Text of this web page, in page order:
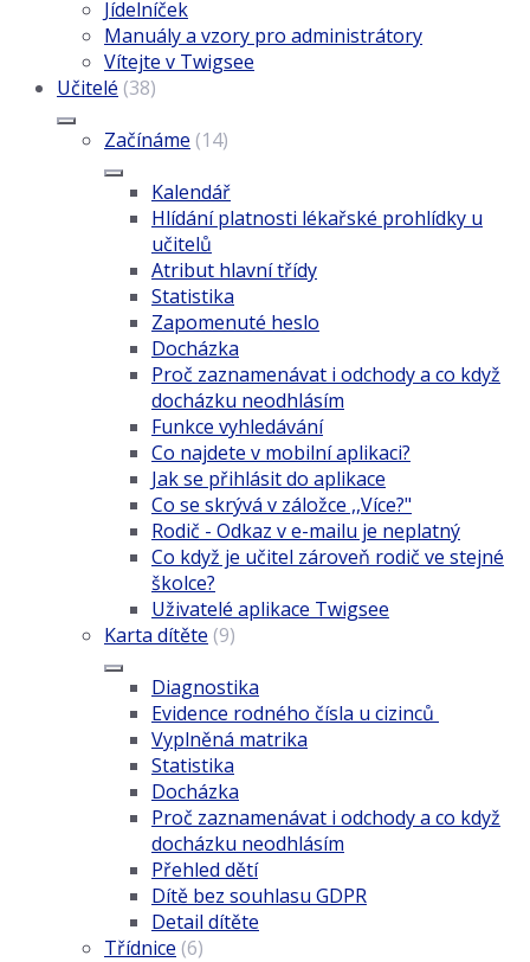
Jídelníček
Manuály a vzory pro administrátory
Vítejte v Twigsee
Učitelé (38)
Začínáme (14)
Kalendář
Hlídání platnosti lékařské prohlídky u
učitelů
Atribut hlavní třídy
Statistika
Zapomenuté heslo
Docházka
Proč zaznamenávat i odchody a co když
docházku neodhlásím
Funkce vyhledávání
Co najdete v mobilní aplikaci?
Jak se přihlásit do aplikace
Co se skrývá v záložce ,,Více?"
Rodič - Odkaz v e-mailu je neplatný
Co když je učitel zároveň rodič ve stejné
školce?
Uživatelé aplikace Twigsee
Karta dítěte (9)
Diagnostika
Evidence rodného čísla u cizinců
Vyplněná matrika
Statistika
Docházka
Proč zaznamenávat i odchody a co když
docházku neodhlásím
Přehled dětí
Dítě bez souhlasu GDPR
Detail dítěte
Třídnice (6)